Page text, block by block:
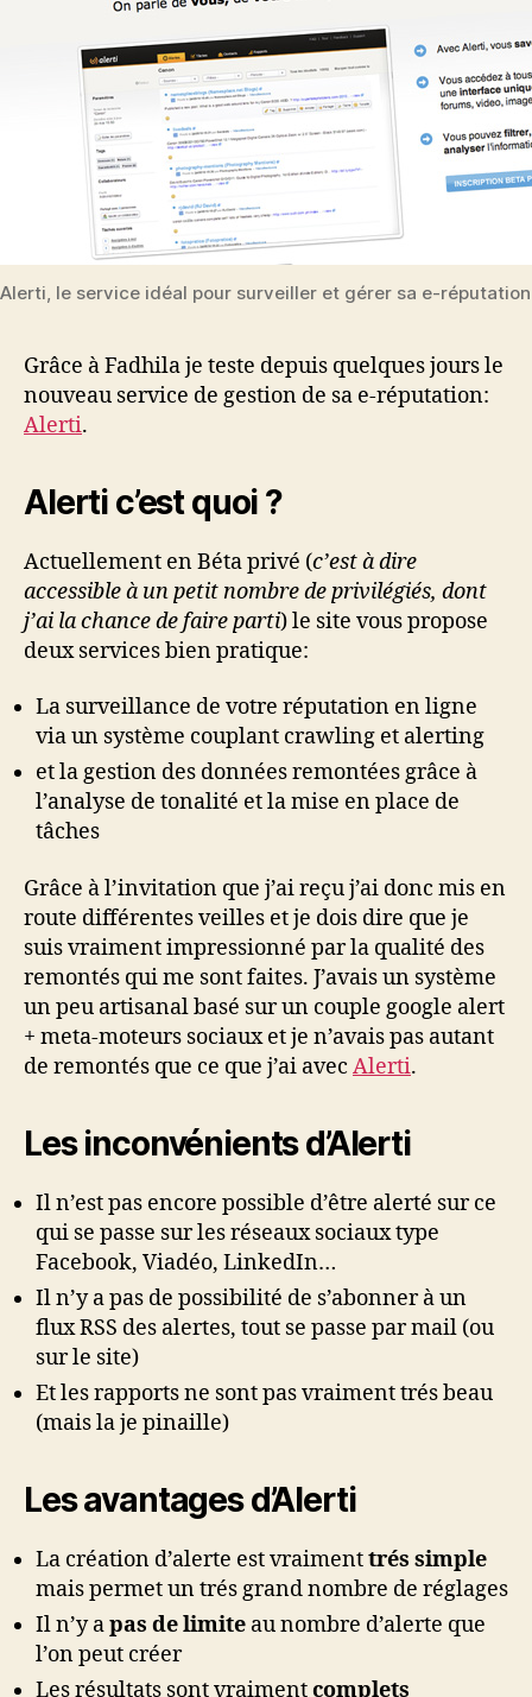
Alerti, le service idéal pour surveiller et gérer sa e-réputation
Grâce à Fadhila je teste depuis quelques jours le
nouveau service de gestion de sa e-réputation:
Alerti.
Alerti c’est quoi ?
Actuellement en Béta privé (c’est à dire
accessible à un petit nombre de privilégiés, dont
j’ai la chance de faire parti) le site vous propose
deux services bien pratique:
La surveillance de votre réputation en ligne
via un système couplant crawling et alerting
et la gestion des données remontées grâce à
l’analyse de tonalité et la mise en place de
tâches
Grâce à l’invitation que j’ai reçu j’ai donc mis en
route différentes veilles et je dois dire que je
suis vraiment impressionné par la qualité des
remontés qui me sont faites. J’avais un système
un peu artisanal basé sur un couple google alert
+ meta-moteurs sociaux et je n’avais pas autant
de remontés que ce que j’ai avec Alerti.
Les inconvénients d’Alerti
Il n’est pas encore possible d’être alerté sur ce
qui se passe sur les réseaux sociaux type
Facebook, Viadéo, LinkedIn…
Il n’y a pas de possibilité de s’abonner à un
flux RSS des alertes, tout se passe par mail (ou
sur le site)
Et les rapports ne sont pas vraiment trés beau
(mais la je pinaille)
Les avantages d’Alerti
La création d’alerte est vraimenttrés simple
mais permet un trés grand nombre de réglages
Il n’y apas de limite au nombre d’alerte que
l’on peut créer
Les résultats sont vraimentcomplets